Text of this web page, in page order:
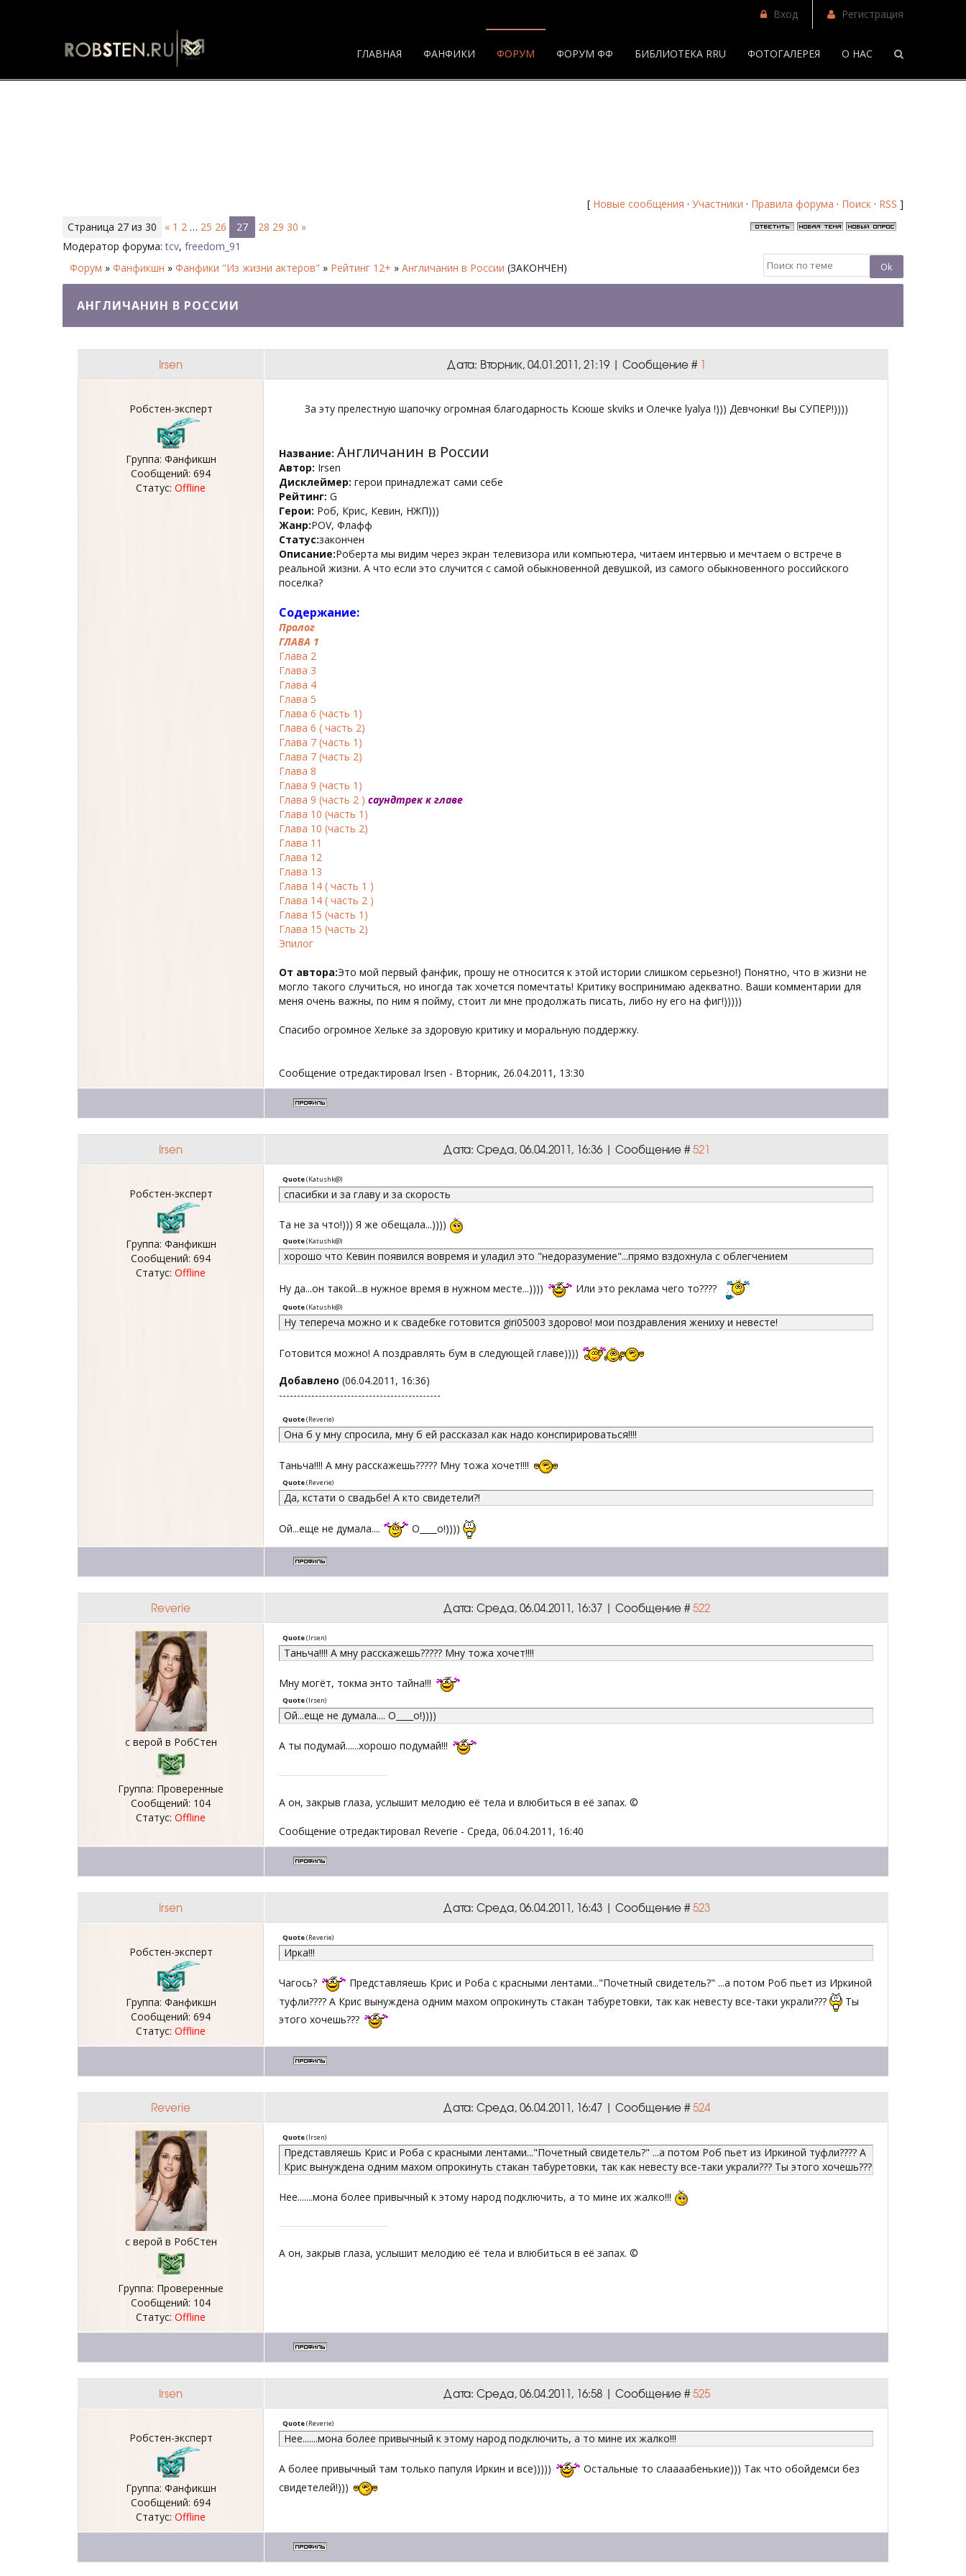
Вход Регистрация
ГЛАВНАЯ ФАНФИКИ ФОРУМ ФОРУМ ФФ БИБЛИОТЕКА RRU ФОТОГАЛЕРЕЯ О НАС
[ Новые сообщения · Участники · Правила форума · Поиск · RSS ]
Страница 27 из 30 « 1 2 … 25 26 27 28 29 30 »
Модератор форума:tcv, freedom_91
Форум » Фанфикшн » Фанфики "Из жизни актеров" » Рейтинг 12+ » Англичанин в России (ЗАКОНЧЕН)
АНГЛИЧАНИН В РОССИИ
Irsen Дата: Вторник, 04.01.2011, 21:19 | Сообщение # 1
Робстен-эксперт
Группа: Фанфикшн
Сообщений: 694
Статус: Offline
За эту прелестную шапочку огромная благодарность Ксюше skviks и Олечке lyalya !))) Девчонки! Вы СУПЕР!))))
Название: Англичанин в России
Автор: Irsen
Дисклеймер: герои принадлежат сами себе
Рейтинг: G
Герои: Роб, Крис, Кевин, НЖП)))
Жанр:POV, Флафф
Статус:закончен
Описание:Роберта мы видим через экран телевизора или компьютера, читаем интервью и мечтаем о встрече в
реальной жизни. А что если это случится с самой обыкновенной девушкой, из самого обыкновенного российского
поселка?
Содержание:
Пролог
ГЛАВА 1
Глава 2
Глава 3
Глава 4
Глава 5
Глава 6 (часть 1)
Глава 6 ( часть 2)
Глава 7 (часть 1)
Глава 7 (часть 2)
Глава 8
Глава 9 (часть 1)
Глава 9 (часть 2 ) саундтрек к главе
Глава 10 (часть 1)
Глава 10 (часть 2)
Глава 11
Глава 12
Глава 13
Глава 14 ( часть 1 )
Глава 14 ( часть 2 )
Глава 15 (часть 1)
Глава 15 (часть 2)
Эпилог
От автора:Это мой первый фанфик, прошу не относится к этой истории слишком серьезно!) Понятно, что в жизни не
могло такого случиться, но иногда так хочется помечтать! Критику воспринимаю адекватно. Ваши комментарии для
меня очень важны, по ним я пойму, стоит ли мне продолжать писать, либо ну его на фиг!)))))
Спасибо огромное Хельке за здоровую критику и моральную поддержку.
Сообщение отредактировал Irsen - Вторник, 26.04.2011, 13:30
Irsen Дата: Среда, 06.04.2011, 16:36 | Сообщение #521
Робстен-эксперт
Группа: Фанфикшн
Сообщений: 694
Статус: Offline
Quote(Katushk@)
спасибки и за главу и за скорость
Та не за что!))) Я же обещала...))))
Quote(Katushk@)
хорошо что Кевин появился вовремя и уладил это "недоразумение"...прямо вздохнула с облегчением
Ну да...он такой...в нужное время в нужном месте...)))) Или это реклама чего то????
Quote(Katushk@)
Ну тепереча можно и к свадебке готовится giri05003 здорово! мои поздравления жениху и невесте!
Готовится можно! А поздравлять бум в следующей главе))))
Добавлено (06.04.2011, 16:36)
---------------------------------------------
Quote(Reverie)
Она б у мну спросила, мну б ей рассказал как надо конспирироваться!!!!
Таньча!!!! А мну расскажешь????? Мну тожа хочет!!!!
Quote(Reverie)
Да, кстати о свадьбе! А кто свидетели?!
Ой...еще не думала.... О____о!))))
Reverie Дата: Среда, 06.04.2011, 16:37 | Сообщение #522
с верой в РобСтен
Группа: Проверенные
Сообщений: 104
Статус: Offline
Quote(Irsen)
Таньча!!!! А мну расскажешь????? Мну тожа хочет!!!!
Мну могёт, токма энто тайна!!!
Quote(Irsen)
Ой...еще не думала.... О____о!))))
А ты подумай......хорошо подумай!!!
А он, закрыв глаза, услышит мелодию её тела и влюбиться в её запах. ©
Сообщение отредактировал Reverie - Среда, 06.04.2011, 16:40
Irsen Дата: Среда, 06.04.2011, 16:43 | Сообщение #523
Робстен-эксперт
Группа: Фанфикшн
Сообщений: 694
Статус: Offline
Quote(Reverie)
Ирка!!!
Чагось?
Представляешь Крис и Роба с красными лентами..."Почетный свидетель?" ...а потом Роб пьет из Иркиной
туфли???? А Крис вынуждена одним махом опрокинуть стакан табуретовки, так как невесту все-таки украли???
Ты
этого хочешь???
Reverie Дата: Среда, 06.04.2011, 16:47 | Сообщение #524
с верой в РобСтен
Группа: Проверенные
Сообщений: 104
Статус: Offline
Quote(Irsen)
Представляешь Крис и Роба с красными лентами..."Почетный свидетель?" ...а потом Роб пьет из Иркиной туфли???? А
Крис вынуждена одним махом опрокинуть стакан табуретовки, так как невесту все-таки украли??? Ты этого хочешь???
Нее.......мона более привычный к этому народ подключить, а то мине их жалко!!!
А он, закрыв глаза, услышит мелодию её тела и влюбиться в её запах. ©
Irsen Дата: Среда, 06.04.2011, 16:58 | Сообщение #525
Робстен-эксперт
Группа: Фанфикшн
Сообщений: 694
Статус: Offline
Quote(Reverie)
Нее.......мона более привычный к этому народ подключить, а то мине их жалко!!!
А более привычный там только папуля Иркин и все)))))
Остальные то слаааабенькие))) Так что обойдемси без
свидетелей!)))